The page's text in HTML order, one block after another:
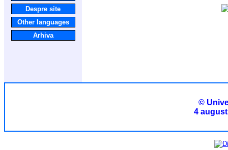
Despre site
Other languages
Arhiva
©
4